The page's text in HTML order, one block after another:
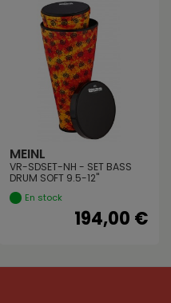
MEINL
VR-SDSET-NH - SET BASS
DRUM SOFT 9.5-12"
En stock
194,00 €